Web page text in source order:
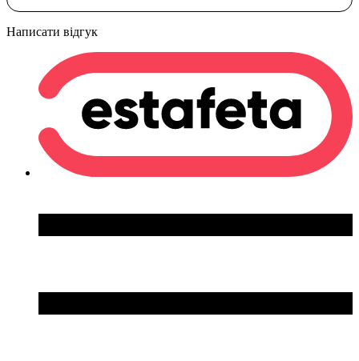
Написати відгук